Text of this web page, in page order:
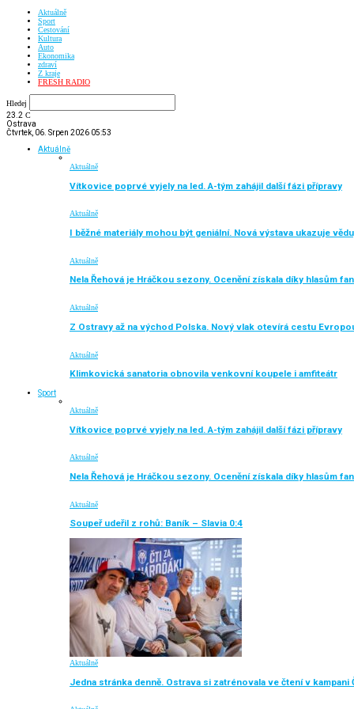
Aktuálně
Sport
Cestování
Kultura
Auto
Ekonomika
zdraví
Z kraje
FRESH RADIO
Hledej
23.2 C
Ostrava
Čtvrtek, 06. Srpen 2026 05:53
Aktuálně
Aktuálně
Vítkovice poprvé vyjely na led. A-tým zahájil další fázi přípravy
Aktuálně
I běžné materiály mohou být geniální. Nová výstava ukazuje
Aktuálně
Nela Řehová je Hráčkou sezony. Ocenění získala díky hlasům
Aktuálně
Z Ostravy až na východ Polska. Nový vlak otevírá cestu
Aktuálně
Klimkovická sanatoria obnovila venkovní koupele i amfiteátr
Sport
Aktuálně
Vítkovice poprvé vyjely na led. A-tým zahájil další fázi přípravy
Aktuálně
Nela Řehová je Hráčkou sezony. Ocenění získala díky hlasům
Aktuálně
Soupeř udeřil z rohů: Baník – Slavia 0:4
Aktuálně
Jedna stránka denně. Ostrava si zatrénovala ve čtení v kampani